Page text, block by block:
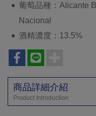
葡萄品種：Alicante
Nacional
酒精濃度：13.5%
商品詳細介紹
Product Introduction